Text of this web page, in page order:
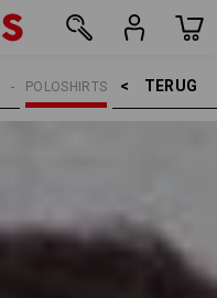
TERUG    >
POLOSHIRTS